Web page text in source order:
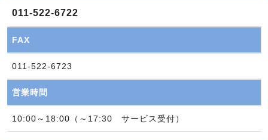
011-522-6722
FAX
011-522-6723
営業時間
10:00～18:00（～17:30 サービス受付）